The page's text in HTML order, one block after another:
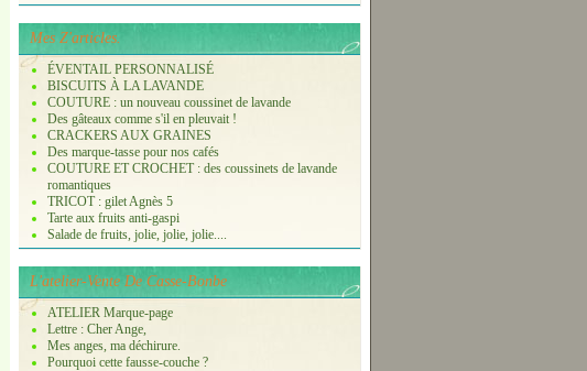
Mes Z'articles.
ÉVENTAIL PERSONNALISÉ
BISCUITS À LA LAVANDE
COUTURE : un nouveau coussinet de lavande
Des gâteaux comme s'il en pleuvait !
CRACKERS AUX GRAINES
Des marque-tasse pour nos cafés
COUTURE ET CROCHET : des coussinets de lavande
romantiques
TRICOT : gilet Agnès 5
Tarte aux fruits anti-gaspi
Salade de fruits, jolie, jolie, jolie....
L'atelier-Vente De Casse-Bonbe
ATELIER Marque-page
Lettre : Cher Ange,
Mes anges, ma déchirure.
Pourquoi cette fausse-couche ?